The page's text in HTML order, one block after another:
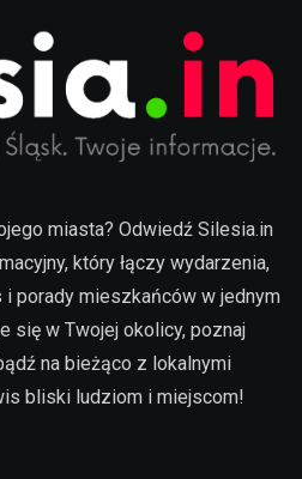
miasta? Odwiedź Silesia.in
który łączy wydarzenia,
i porady mieszkańców w jednym
się w Twojej okolicy, poznaj
na bieżąco z lokalnymi
bliski ludziom i miejscom!